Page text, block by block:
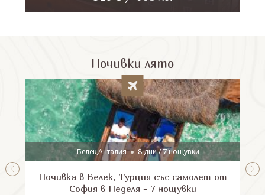
Почивки лято
Белек,Анталия 8 дни / 7 нощувки
Почивка в Белек, Турция със самолет от
София в Неделя - 7 нощувки